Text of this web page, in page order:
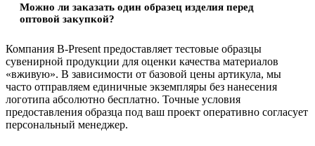
Можно ли заказать один образец изделия перед
оптовой закупкой?
Компания B-Present предоставляет тестовые образцы
сувенирной продукции для оценки качества материалов
«вживую». В зависимости от базовой цены артикула, мы
часто отправляем единичные экземпляры без нанесения
логотипа абсолютно бесплатно. Точные условия
предоставления образца под ваш проект оперативно согласует
персональный менеджер.